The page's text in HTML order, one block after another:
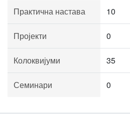
Практична настава 10
Пројекти 0
Колоквијуми 35
Семинари 0